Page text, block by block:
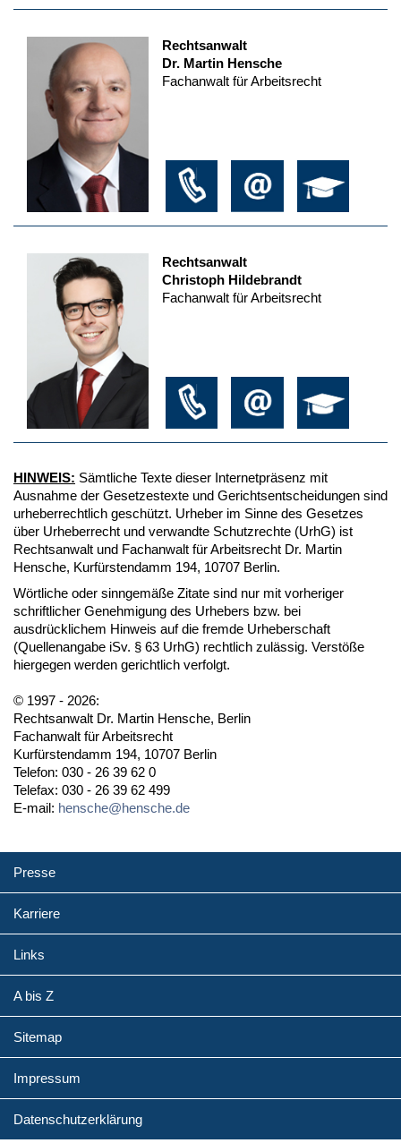
Rechtsanwalt
Dr. Martin Hensche
Fachanwalt für Arbeitsrecht
Rechtsanwalt
Christoph Hildebrandt
Fachanwalt für Arbeitsrecht
HINWEIS: Sämtliche Texte dieser Internetpräsenz mit
Ausnahme der Gesetzestexte und Gerichtsentscheidungen sind
urheberrechtlich geschützt. Urheber im Sinne des Gesetzes
über Urheberrecht und verwandte Schutzrechte (UrhG) ist
Rechtsanwalt und Fachanwalt für Arbeitsrecht Dr. Martin
Hensche, Kurfürstendamm 194, 10707 Berlin.
Wörtliche oder sinngemäße Zitate sind nur mit vorheriger
schriftlicher Genehmigung des Urhebers bzw. bei
ausdrücklichem Hinweis auf die fremde Urheberschaft
(Quellenangabe iSv. § 63 UrhG) rechtlich zulässig. Verstöße
hiergegen werden gerichtlich verfolgt.
© 1997 - 2026:
Rechtsanwalt Dr. Martin Hensche, Berlin
Fachanwalt für Arbeitsrecht
Kurfürstendamm 194, 10707 Berlin
Telefon: 030 - 26 39 62 0
Telefax: 030 - 26 39 62 499
E-mail: hensche@hensche.de
Presse
Karriere
Links
A bis Z
Sitemap
Impressum
Datenschutzerklärung